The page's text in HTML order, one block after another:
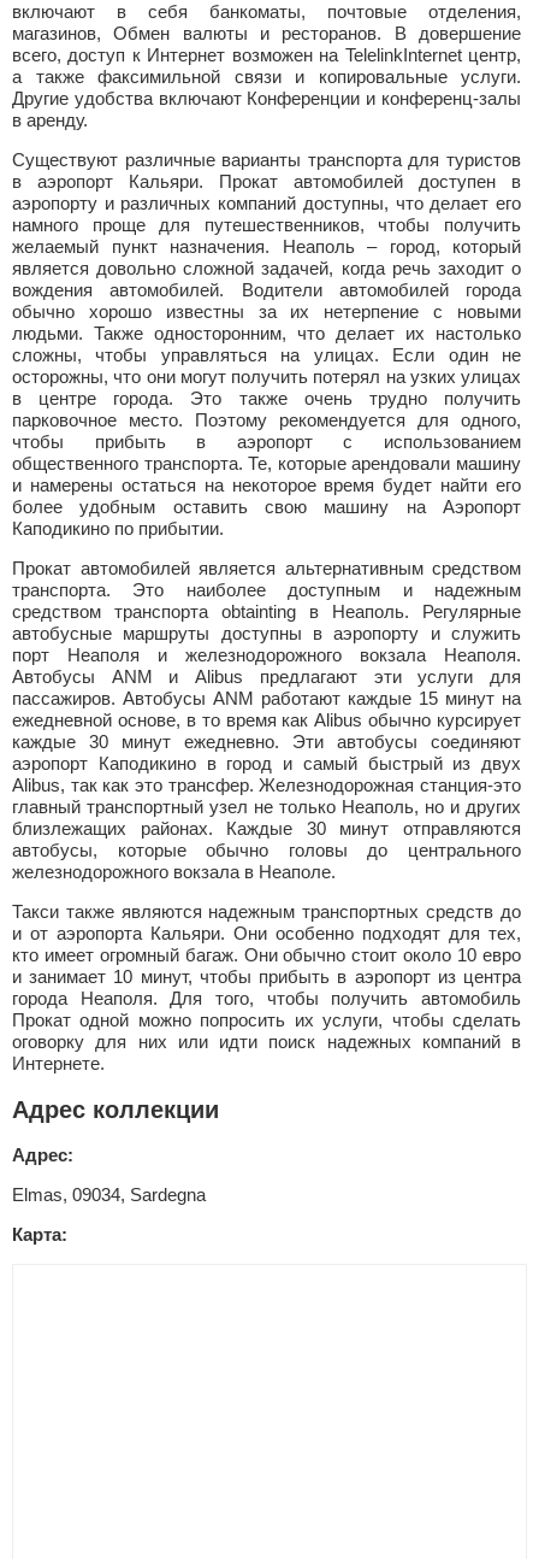
включают в себя банкоматы, почтовые отделения,
магазинов, Обмен валюты и ресторанов. В довершение
всего, доступ к Интернет возможен на TelelinkInternet центр,
а также факсимильной связи и копировальные услуги.
Другие удобства включают Конференции и конференц-залы
в аренду.
Существуют различные варианты транспорта для туристов
в аэропорт Кальяри. Прокат автомобилей доступен в
аэропорту и различных компаний доступны, что делает его
намного проще для путешественников, чтобы получить
желаемый пункт назначения. Неаполь – город, который
является довольно сложной задачей, когда речь заходит о
вождения автомобилей. Водители автомобилей города
обычно хорошо известны за их нетерпение с новыми
людьми. Также односторонним, что делает их настолько
сложны, чтобы управляться на улицах. Если один не
осторожны, что они могут получить потерял на узких улицах
в центре города. Это также очень трудно получить
парковочное место. Поэтому рекомендуется для одного,
чтобы прибыть в аэропорт с использованием
общественного транспорта. Те, которые арендовали машину
и намерены остаться на некоторое время будет найти его
более удобным оставить свою машину на Аэропорт
Каподикино по прибытии.
Прокат автомобилей является альтернативным средством
транспорта. Это наиболее доступным и надежным
средством транспорта obtainting в Неаполь. Регулярные
автобусные маршруты доступны в аэропорту и служить
порт Неаполя и железнодорожного вокзала Неаполя.
Автобусы ANM и Alibus предлагают эти услуги для
пассажиров. Автобусы ANM работают каждые 15 минут на
ежедневной основе, в то время как Alibus обычно курсирует
каждые 30 минут ежедневно. Эти автобусы соединяют
аэропорт Каподикино в город и самый быстрый из двух
Alibus, так как это трансфер. Железнодорожная станция-это
главный транспортный узел не только Неаполь, но и других
близлежащих районах. Каждые 30 минут отправляются
автобусы, которые обычно головы до центрального
железнодорожного вокзала в Неаполе.
Такси также являются надежным транспортных средств до
и от аэропорта Кальяри. Они особенно подходят для тех,
кто имеет огромный багаж. Они обычно стоит около 10 евро
и занимает 10 минут, чтобы прибыть в аэропорт из центра
города Неаполя. Для того, чтобы получить автомобиль
Прокат одной можно попросить их услуги, чтобы сделать
оговорку для них или идти поиск надежных компаний в
Интернете.
Адрес коллекции
Адрес:
Elmas, 09034, Sardegna
Карта: